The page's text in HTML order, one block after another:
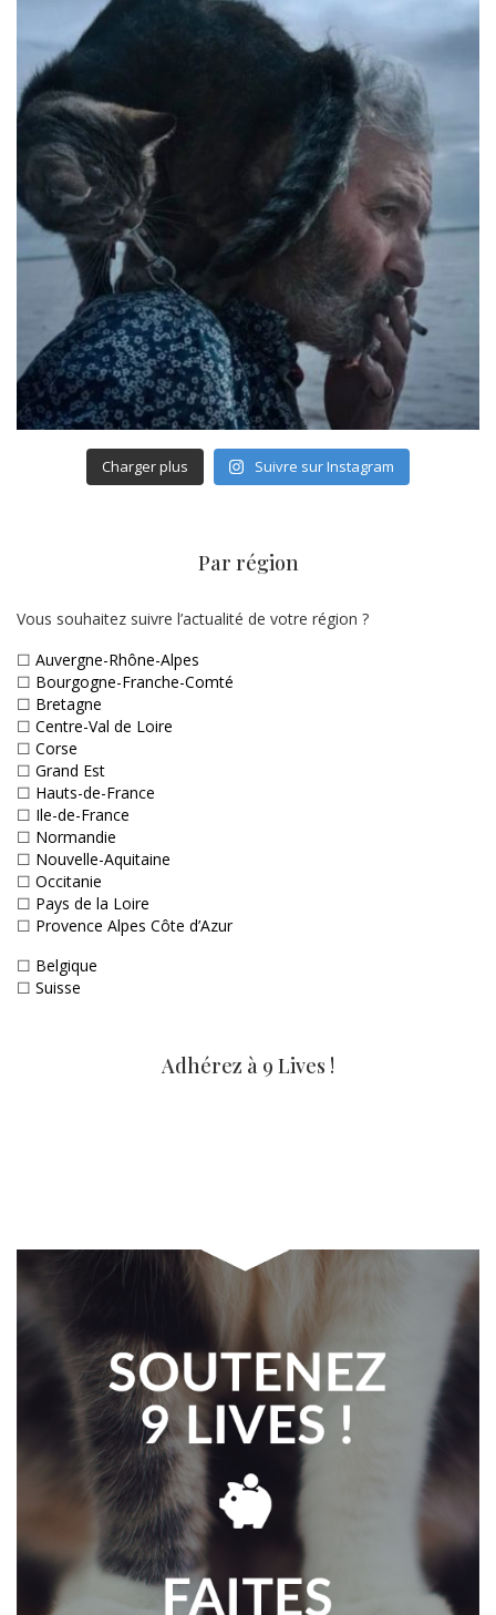
Charger plus Suivre sur Instagram
Par région
Vous souhaitez suivre l’actualité de votre région ?
☐ Auvergne-Rhône-Alpes
☐ Bourgogne-Franche-Comté
☐ Bretagne
☐ Centre-Val de Loire
☐ Corse
☐ Grand Est
☐ Hauts-de-France
☐ Ile-de-France
☐ Normandie
☐ Nouvelle-Aquitaine
☐ Occitanie
☐ Pays de la Loire
☐ Provence Alpes Côte d’Azur
☐ Belgique
☐ Suisse
Adhérez à 9 Lives !